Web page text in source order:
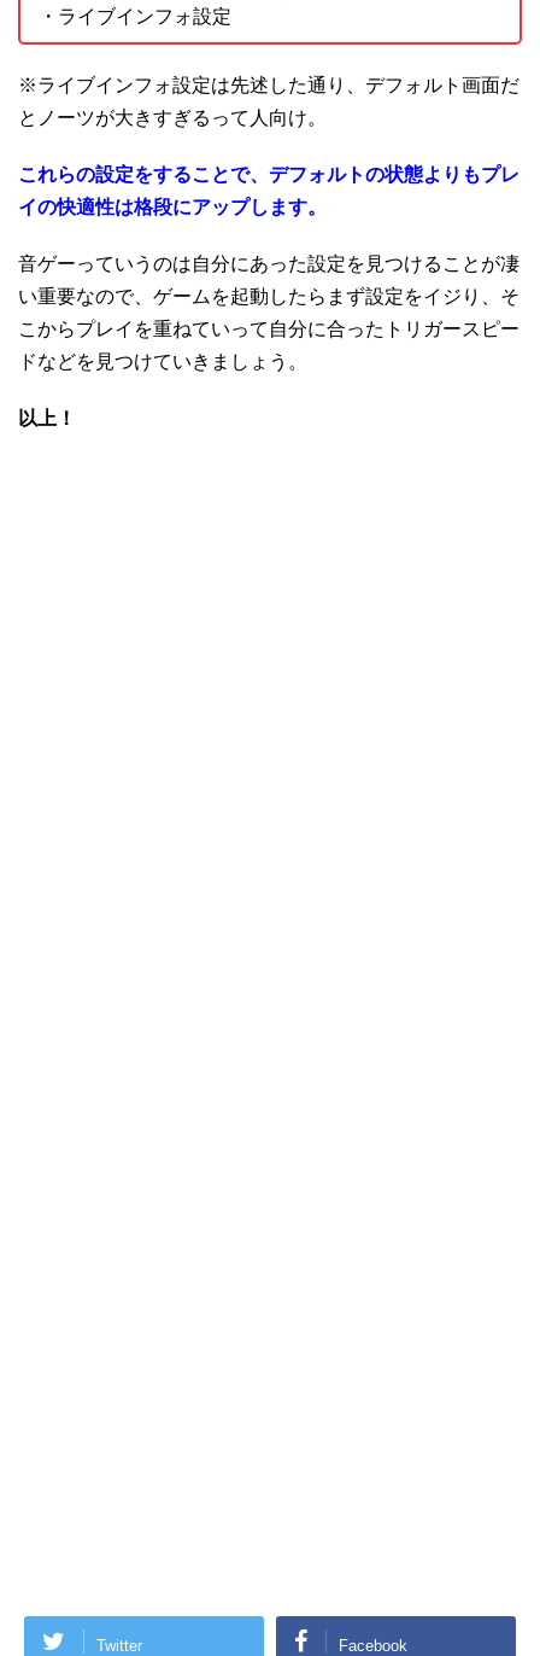
・ライブインフォ設定
※ライブインフォ設定は先述した通り、デフォルト画面だ
とノーツが大きすぎるって人向け。
これらの設定をすることで、デフォルトの状態よりもプレ
イの快適性は格段にアップします。
音ゲーっていうのは自分にあった設定を見つけることが凄
い重要なので、ゲームを起動したらまず設定をイジり、そ
こからプレイを重ねていって自分に合ったトリガースピー
ドなどを見つけていきましょう。
以上！
Twitter Facebook